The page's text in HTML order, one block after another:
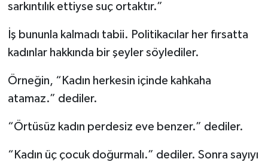
sarkıntılık ettiyse suç ortaktır.”
İş bununla kalmadı tabii. Politikacılar her fırsatta
kadınlar hakkında bir şeyler söylediler.
Örneğin, “Kadın herkesin içinde kahkaha
atamaz.” dediler.
“Örtüsüz kadın perdesiz eve benzer.” dediler.
“Kadın üç çocuk doğurmalı.” dediler. Sonra sayıyı